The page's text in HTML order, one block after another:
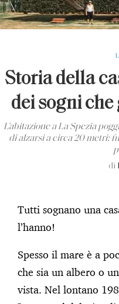
Storia della
dei sogni
L’abitazione a La Spezia
di alzarsi a circa 20 metri:
di
Tutti sognano una
l’hanno!
Spesso il mare è a
che sia un albero o
vista. Nel lontano